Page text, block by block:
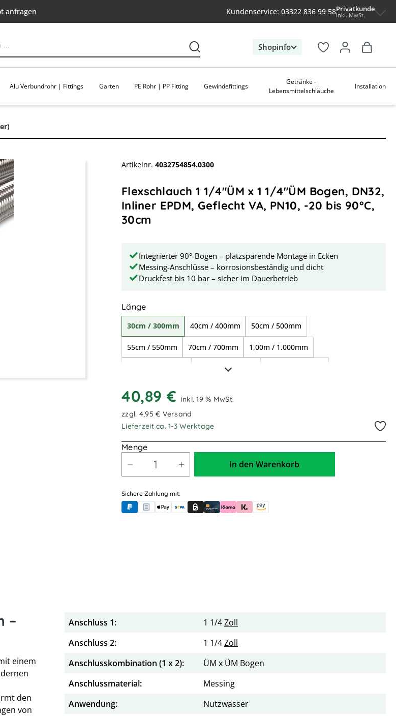
anfragen Kundenservice: 03322 836 99 58Privatkunde
inkl. MwSt.
Shopinfo
Alu Verbundrohr | Fittings Garten PE Rohr | PP Fitting Gewindefittings
Getränke -
Lebensmittelschläuche
Installation
Artikelnr. 4032754854.0300
Flexschlauch 1 1/4"ÜM x 1 1/4"ÜM Bogen, DN32,
Inliner EPDM, Geflecht VA, PN10, -20 bis 90°C,
30cm
Integrierter 90°-Bogen – platzsparende Montage in Ecken
Messing-Anschlüsse – korrosionsbeständig und dicht
Druckfest bis 10 bar – sicher im Dauerbetrieb
Längeauswählen
30cm / 300mm 40cm / 400mm 50cm / 500mm
55cm / 550mm 70cm / 700mm 1,00m / 1.000mm
2,00m / 2.000mm
3,20m / 3.200mm
40,89 €
inkl. 19 % MwSt.
zzgl. 4,95 € Versand
Lieferzeit ca. 1-3 Werktage
Menge
In den Warenkorb
Sichere Zahlung mit:
PayPalRechnungskauf (für Behörden)
Apple PayBanküberweisung (vorab)
Rechnungskauf (Billie)
Kreditkarte
Rechnung oder Ratenkauf (Klarna)
Sofortüberweisung (Klarna)
Amazon Pay
–
einem
den
von
Anschluss 1: 1 1/4Zoll
Anschluss 2:
1 1/4Zoll
Anschlusskombination (1 x 2):
ÜM x ÜM Bogen
Anschlussmaterial:
Messing
Anwendung:
Nutzwasser